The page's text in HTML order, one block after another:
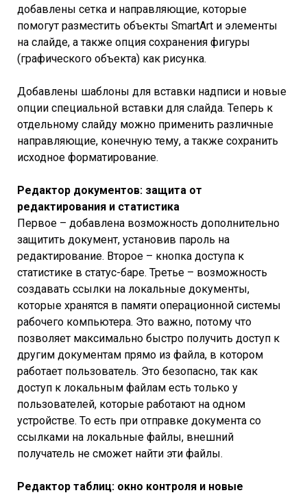
добавлены сетка и направляющие, которые
помогут разместить объекты SmartArt и элементы
на слайде, а также опция сохранения фигуры
(графического объекта) как рисунка.
Добавлены шаблоны для вставки надписи и новые
опции специальной вставки для слайда. Теперь к
отдельному слайду можно применить различные
направляющие, конечную тему, а также сохранить
исходное форматирование.
Редактор документов: защита от
редактирования и статистика
Первое – добавлена возможность дополнительно
защитить документ, установив пароль на
редактирование. Второе – кнопка доступа к
статистике в статус-баре. Третье – возможность
создавать ссылки на локальные документы,
которые хранятся в памяти операционной системы
рабочего компьютера. Это важно, потому что
позволяет максимально быстро получить доступ к
другим документам прямо из файла, в котором
работает пользователь. Это безопасно, так как
доступ к локальным файлам есть только у
пользователей, которые работают на одном
устройстве. То есть при отправке документа со
ссылками на локальные файлы, внешний
получатель не сможет найти эти файлы.
Редактор таблиц: окно контроля и новые